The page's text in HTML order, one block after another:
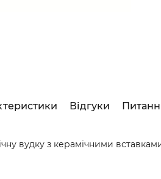
Відгуки
вудку з керамічними